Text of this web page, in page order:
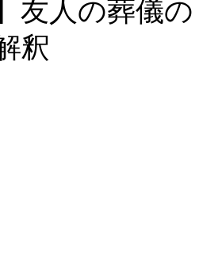
友人の葬儀の
釈